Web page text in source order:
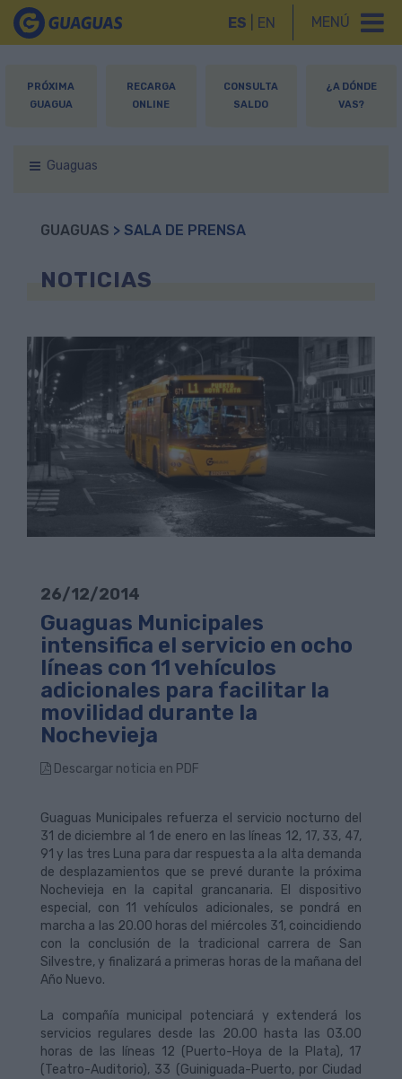
MENÚ
ES EN
PRÓXIMA
GUAGUA
RECARGA
ONLINE
CONSULTA
SALDO
¿A DÓNDE
VAS?
Guaguas
GUAGUAS > SALA DE PRENSA
NOTICIAS
26/12/2014
Guaguas Municipales
intensifica el servicio en ocho
líneas con 11 vehículos
adicionales para facilitar la
movilidad durante la
Nochevieja
Descargar noticia en PDF
Guaguas Municipales refuerza el servicio nocturno del
31 de diciembre al 1 de enero en las líneas 12, 17, 33, 47,
91 y las tres Luna para dar respuesta a la alta demanda
de desplazamientos que se prevé durante la próxima
Nochevieja en la capital grancanaria. El dispositivo
especial, con 11 vehículos adicionales, se pondrá en
marcha a las 20.00 horas del miércoles 31, coincidiendo
con la conclusión de la tradicional carrera de San
Silvestre, y finalizará a primeras horas de la mañana del
Año Nuevo.
La compañía municipal potenciará y extenderá los
servicios regulares desde las 20.00 hasta las 03.00
horas de las líneas 12 (Puerto-Hoya de la Plata), 17
(Teatro-Auditorio), 33 (Guiniguada-Puerto, por Ciudad